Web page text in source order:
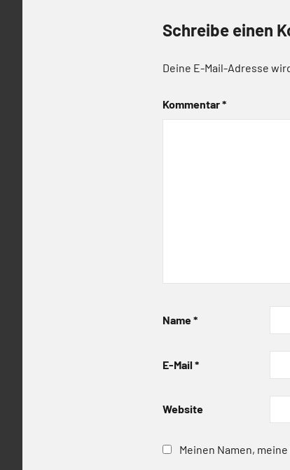
Schreibe einen
Deine E-Mail-Adresse
Kommentar*
Name*
E-Mail *
Website
Meinen Namen,